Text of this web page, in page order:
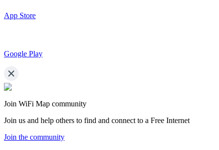
App Store
Google Play
Join WiFi Map community
Join us and help others to find and connect to a Free Internet
Join the community